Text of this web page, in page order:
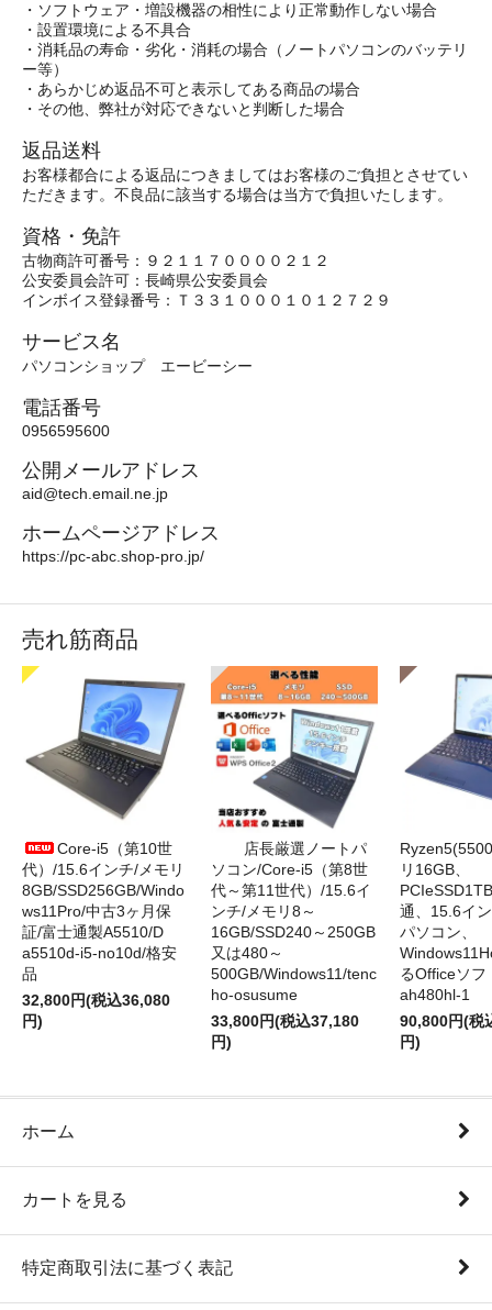
・ソフトウェア・増設機器の相性により正常動作しない場合
・設置環境による不具合
・消耗品の寿命・劣化・消耗の場合（ノートパソコンのバッテリ
ー等）
・あらかじめ返品不可と表示してある商品の場合
・その他、弊社が対応できないと判断した場合
返品送料
お客様都合による返品につきましてはお客様のご負担とさせてい
ただきます。不良品に該当する場合は当方で負担いたします。
資格・免許
古物商許可番号：９２１１７００００２１２
公安委員会許可：長崎県公安委員会
インボイス登録番号：Ｔ３３１０００１０１２７２９
サービス名
パソコンショップ エービーシー
電話番号
0956595600
公開メールアドレス
aid@tech.email.ne.jp
ホームページアドレス
https://pc-abc.shop-pro.jp/
売れ筋商品
Core-i5（第10世
代）/15.6インチ/メモリ
8GB/SSD256GB/Windo
ws11Pro/中古3ヶ月保
証/富士通製A5510/D
a5510d-i5-no10d/格安
品
32,800円(税込36,080
円)
店長厳選ノートパ
ソコン/Core-i5（第8世
代～第11世代）/15.6イ
ンチ/メモリ8～
16GB/SSD240～250GB
又は480～
500GB/Windows11/tenc
ho-osusume
33,800円(税込37,180
円)
リ16GB、
通、15.6イ
パソコン、
るOfficeソフ
ah480hl-1
90,800円(税
円)
ホーム
カートを見る
特定商取引法に基づく表記